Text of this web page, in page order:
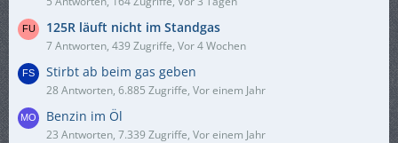
125R läuft nicht im Standgas
7 Antworten, 439 Zugriffe, Vor 4 Wochen
Stirbt ab beim gas geben
28 Antworten, 6.885 Zugriffe, Vor einem Jahr
Benzin im Öl
23 Antworten, 7.339 Zugriffe, Vor einem Jahr